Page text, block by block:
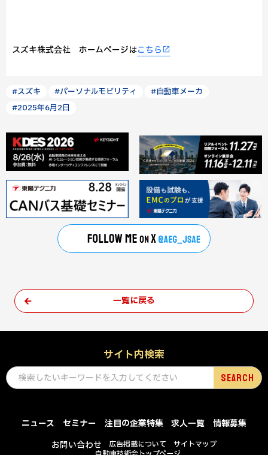
スズキ株式会社 ホームページはこちら
#スズキ #パーソナルモビリティ
#自動車メーカ
#2025年6月2日
一覧に戻る
サイト内検索
ニュース セミナー 注目の企業特集 求人一覧
情報募集
お問い合わせ
広告掲載について
サイトマップ